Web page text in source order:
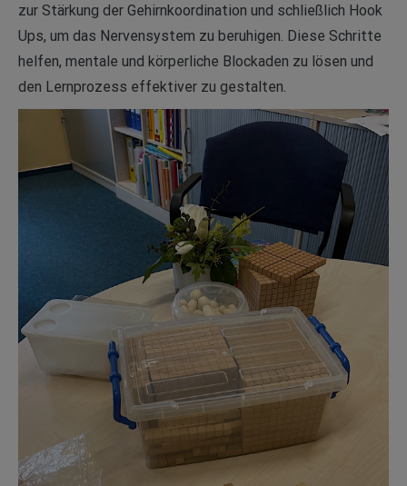
zur Stärkung der Gehirnkoordination und schließlich Hook
Ups, um das Nervensystem zu beruhigen. Diese Schritte
helfen, mentale und körperliche Blockaden zu lösen und
den Lernprozess effektiver zu gestalten.